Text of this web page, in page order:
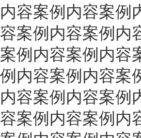
内容案例内容案例
容案例内容案例内
案例内容案例内容
例内容案例内容案
内容案例内容案例
容案例内容案例内